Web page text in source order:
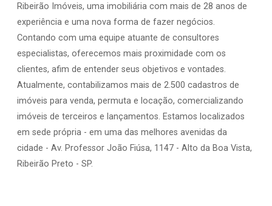
Ribeirão Imóveis, uma imobiliária com mais de 28 anos de
experiência e uma nova forma de fazer negócios.
Contando com uma equipe atuante de consultores
especialistas, oferecemos mais proximidade com os
clientes, afim de entender seus objetivos e vontades.
Atualmente, contabilizamos mais de 2.500 cadastros de
imóveis para venda, permuta e locação, comercializando
imóveis de terceiros e lançamentos. Estamos localizados
em sede própria - em uma das melhores avenidas da
cidade - Av. Professor João Fiúsa, 1147 - Alto da Boa Vista,
Ribeirão Preto - SP.